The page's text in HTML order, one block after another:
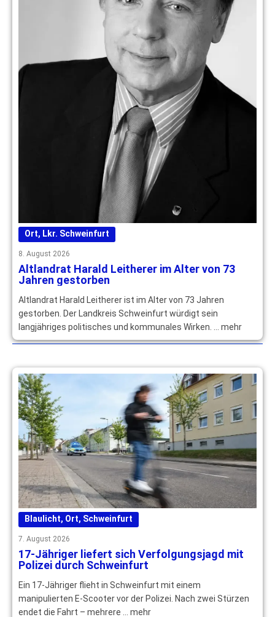
Ort, Lkr. Schweinfurt
8. August 2026
Altlandrat Harald Leitherer im Alter von 73
Jahren gestorben
Altlandrat Harald Leitherer ist im Alter von 73 Jahren
gestorben. Der Landkreis Schweinfurt würdigt sein
langjähriges politisches und kommunales Wirken. … mehr
Blaulicht, Ort, Schweinfurt
7. August 2026
17-Jähriger liefert sich Verfolgungsjagd mit
Polizei durch Schweinfurt
Ein 17-Jähriger flieht in Schweinfurt mit einem
manipulierten E-Scooter vor der Polizei. Nach zwei Stürzen
endet die Fahrt – mehrere … mehr